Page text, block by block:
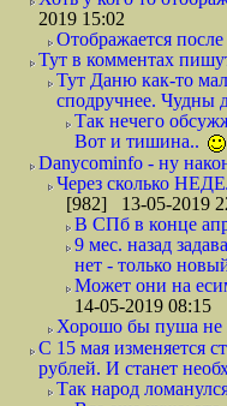
2019 15:02
Отображается
Тут в комментах
Тут Даню как-то
сподручнее. Чудны
Так нечего
Вот и тишина..
Danycominfo - ну
Через сколько
[982] 13-05-2019
В СПб в конце
9 мес. назад
нет - только
Может они на
14-05-2019 08:15
Хорошо бы пуша не
С 15 мая изменяется
рублей. И станет
Так народ